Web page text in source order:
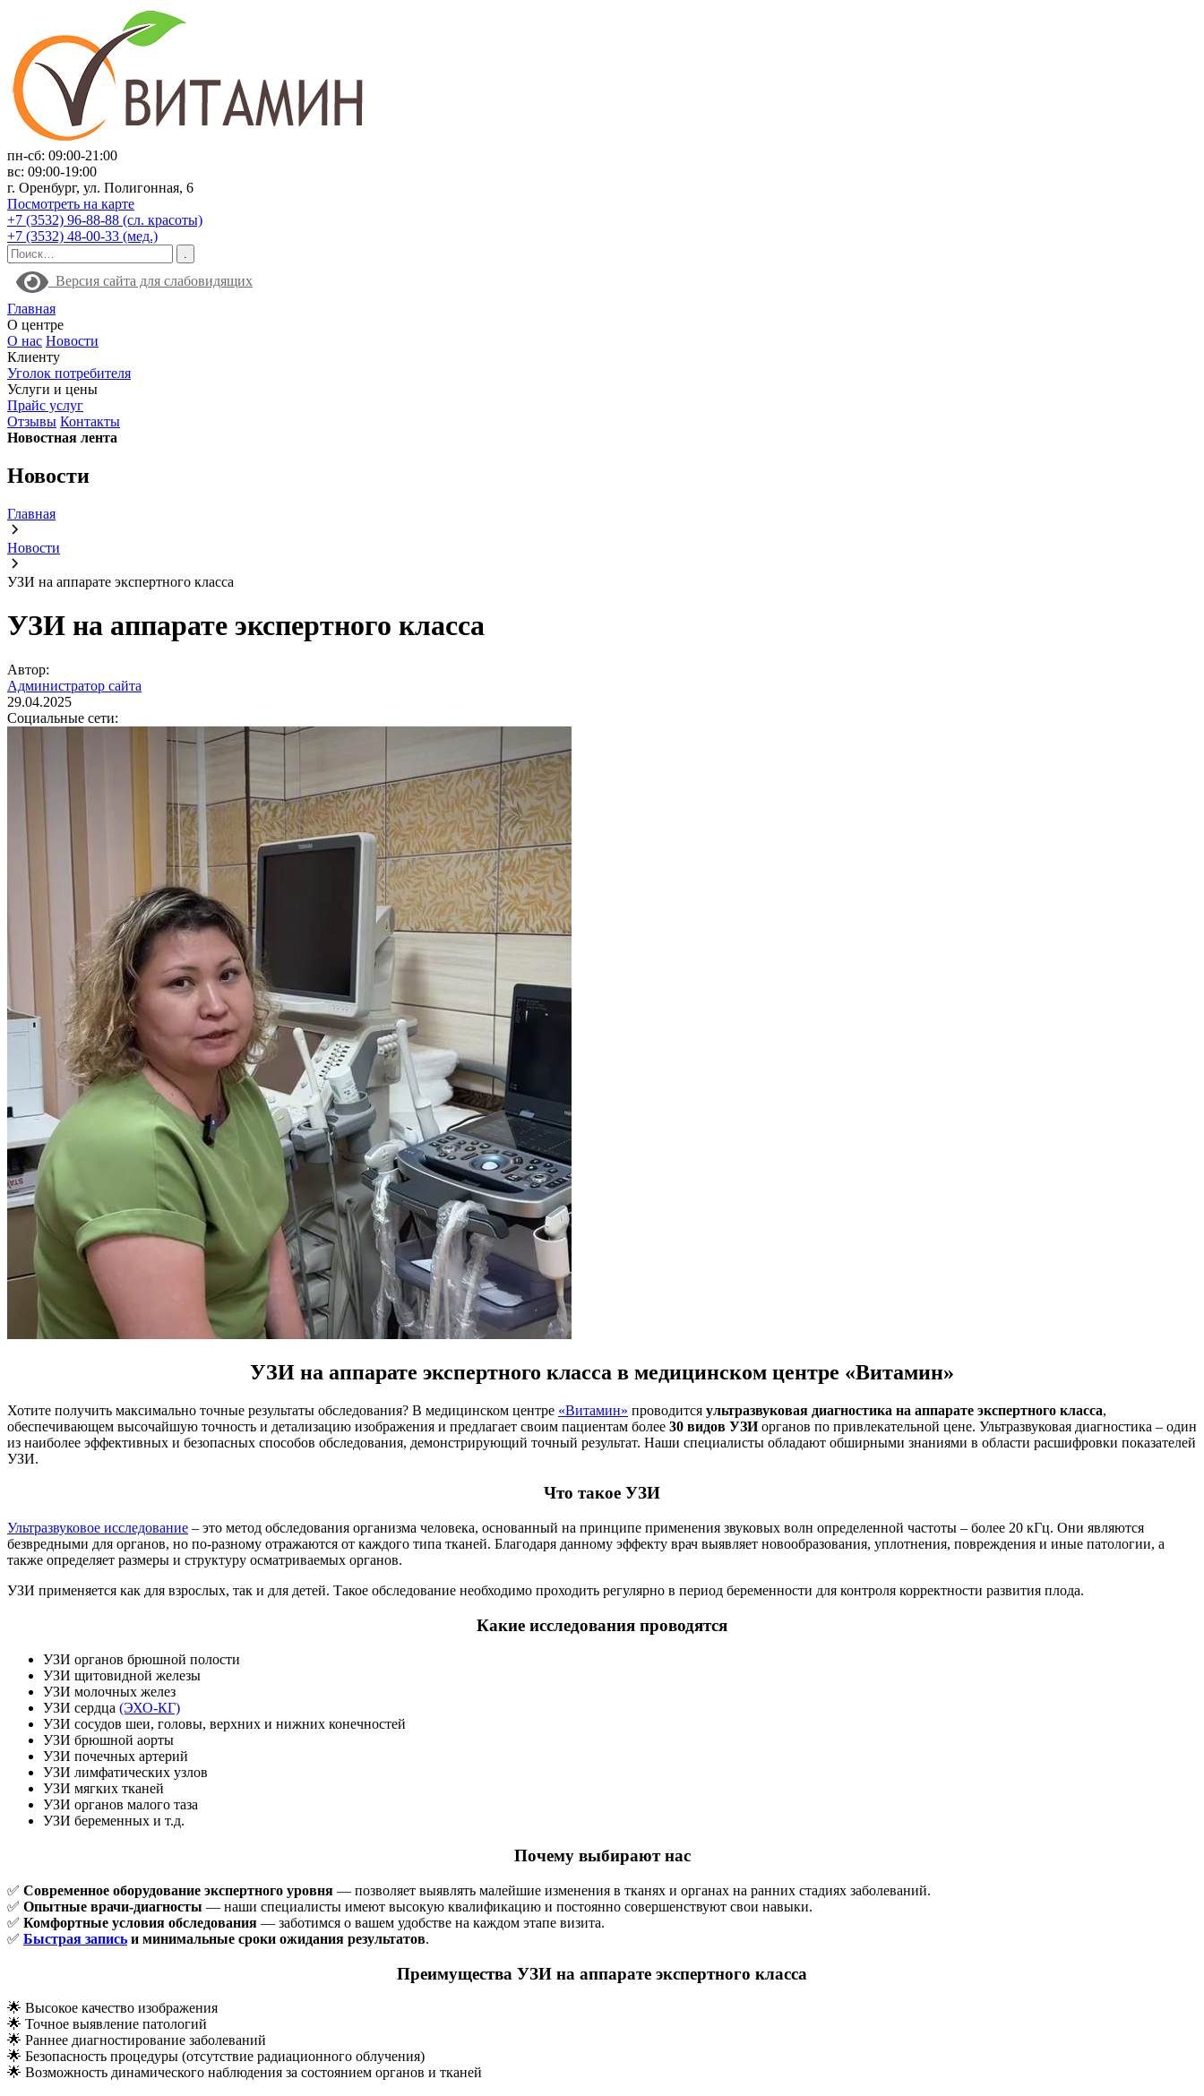
пн-сб: 09:00-21:00
вс: 09:00-19:00
г. Оренбург, ул. Полигонная, 6
Посмотреть на карте
+7 (3532) 96-88-88 (сл. красоты)
+7 (3532) 48-00-33 (мед.)
Версия сайта для слабовидящих
Главная
О центре
О нас Новости
Клиенту
Уголок потребителя
Услуги и цены
Прайс услуг
Отзывы Контакты
Новостная лента
Новости
Главная
Новости
УЗИ на аппарате экспертного класса
УЗИ на аппарате экспертного класса
Автор:
Администратор сайта
29.04.2025
Социальные сети:
УЗИ на аппарате экспертного класса в медицинском центре «Витамин»
Хотите получить максимально точные результаты обследования? В медицинском центре «Витамин» проводится ультразвуковая диагностика на аппарате экспертного класса,
обеспечивающем высочайшую точность и детализацию изображения и предлагает своим пациентам более 30 видов УЗИорганов по привлекательной цене. Ультразвуковая диагностика – один
из наиболее эффективных и безопасных способов обследования, демонстрирующий точный результат. Наши специалисты обладают обширными знаниями в области расшифровки показателей
УЗИ.
Что такое УЗИ
Ультразвуковое исследование – это метод обследования организма человека, основанный на принципе применения звуковых волн определенной частоты – более 20 кГц. Они являются
безвредными для органов, но по-разному отражаются от каждого типа тканей. Благодаря данному эффекту врач выявляет новообразования, уплотнения, повреждения и иные патологии, а
также определяет размеры и структуру осматриваемых органов.
УЗИ применяется как для взрослых, так и для детей. Такое обследование необходимо проходить регулярно в период беременности для контроля корректности развития плода.
Какие исследования проводятся
УЗИ органов брюшной полости
УЗИ щитовидной железы
УЗИ молочных желез
УЗИ сердца (ЭХО-КГ)
УЗИ сосудов шеи, головы, верхних и нижних конечностей
УЗИ брюшной аорты
УЗИ почечных артерий
УЗИ лимфатических узлов
УЗИ мягких тканей
УЗИ органов малого таза
УЗИ беременных и т.д.
Почему выбирают нас
✅ Современное оборудование экспертного уровня — позволяет выявлять малейшие изменения в тканях и органах на ранних стадиях заболеваний.
✅ Опытные врачи-диагносты — наши специалисты имеют высокую квалификацию и постоянно совершенствуют свои навыки.
✅ Комфортные условия обследования — заботимся о вашем удобстве на каждом этапе визита.
✅ Быстрая запись и минимальные сроки ожидания результатов.
Преимущества УЗИ на аппарате экспертного класса
🌟 Высокое качество изображения
🌟 Точное выявление патологий
🌟 Раннее диагностирование заболеваний
🌟 Безопасность процедуры (отсутствие радиационного облучения)
🌟 Возможность динамического наблюдения за состоянием органов и тканей